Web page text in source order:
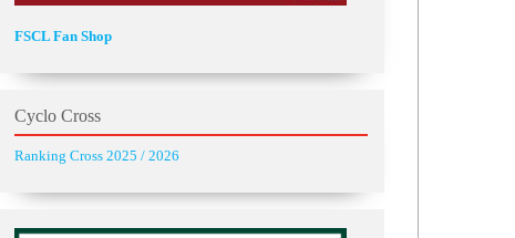
FSCL Fan Shop
Cyclo Cross
Ranking Cross 2025 / 2026